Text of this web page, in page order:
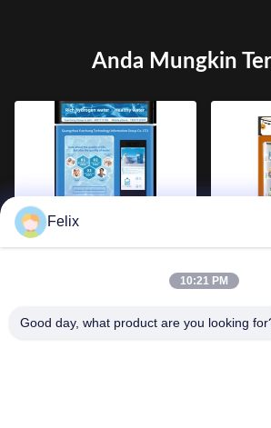
Anda Mungkin
8 Inch Screen Smart Vending
Mesin
Felix
10:21 PM
Good day, what product are you looking